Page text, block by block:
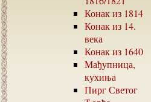
Конак из 1814
Конак из 14.
века
Конак из 1640
Мађупница,
кухиња
Пирг Светог